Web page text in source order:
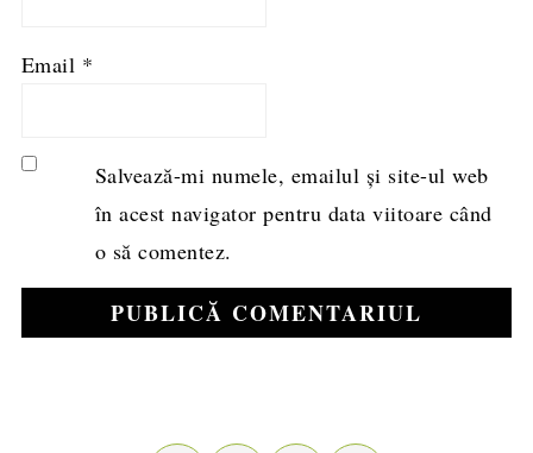
Email *
Salvează-mi numele, emailul și site-ul web
în acest navigator pentru data viitoare când
o să comentez.